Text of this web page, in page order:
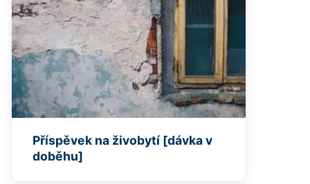
Příspěvek na živobytí [dávka v
doběhu]